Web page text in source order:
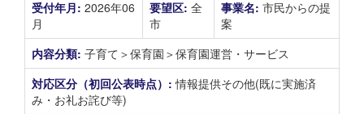
受付年月: 2026年06
月
要望区: 全
市
事業名: 市民からの提
案
内容分類: 子育て＞保育園＞保育園運営・サービス
対応区分（初回公表時点）:情報提供その他(既に実施済
み・お礼お詫び等)